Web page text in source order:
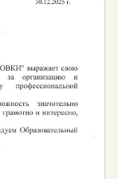
труда. В
ли
которые
ступени».